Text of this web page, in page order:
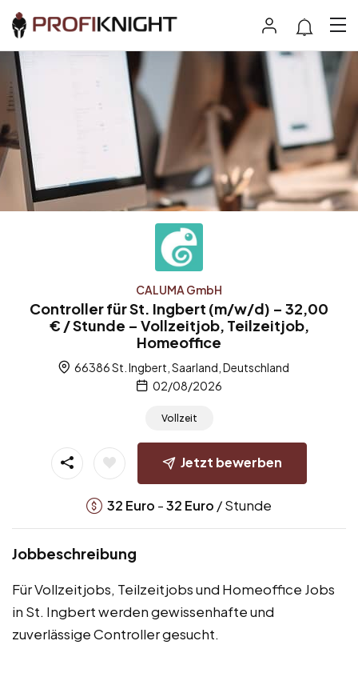
CALUMA GmbH
Controller für St. Ingbert (m/w/d) – 32,00
€ / Stunde – Vollzeitjob, Teilzeitjob,
Homeoffice
66386 St. Ingbert, Saarland, Deutschland
02/08/2026
Vollzeit
Jetzt bewerben
32 Euro -32 Euro / Stunde
Jobbeschreibung
Für Vollzeitjobs, Teilzeitjobs und Homeoffice Jobs
in St. Ingbert werden gewissenhafte und
zuverlässige Controller gesucht.